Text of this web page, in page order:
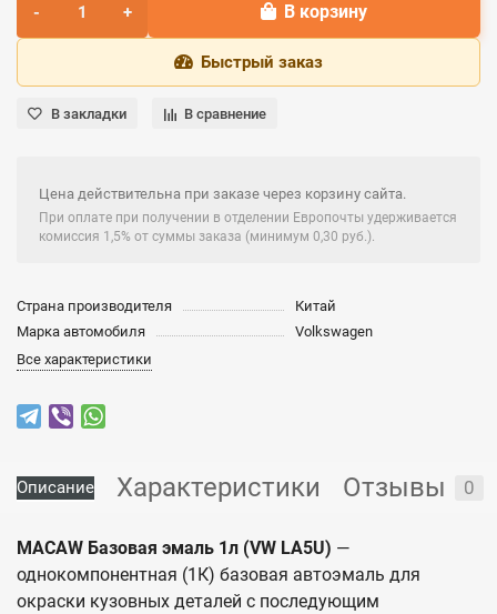
В корзину
Быстрый заказ
В закладки В сравнение
Цена действительна при заказе через корзину сайта.
При оплате при получении в отделении Европочты удерживается
комиссия 1,5% от суммы заказа (минимум 0,30 руб.).
Страна производителя
Китай
Марка автомобиля
Volkswagen
Все характеристики
Описание Характеристики Отзывы 0
MACAW Базовая эмаль 1л (VW LA5U) —
однокомпонентная (1К) базовая автоэмаль для
окраски кузовных деталей с последующим